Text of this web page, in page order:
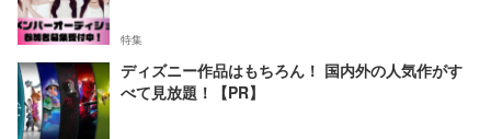
特集
ディズニー作品はもちろん！ 国内外の人気作がす
べて見放題！【PR】